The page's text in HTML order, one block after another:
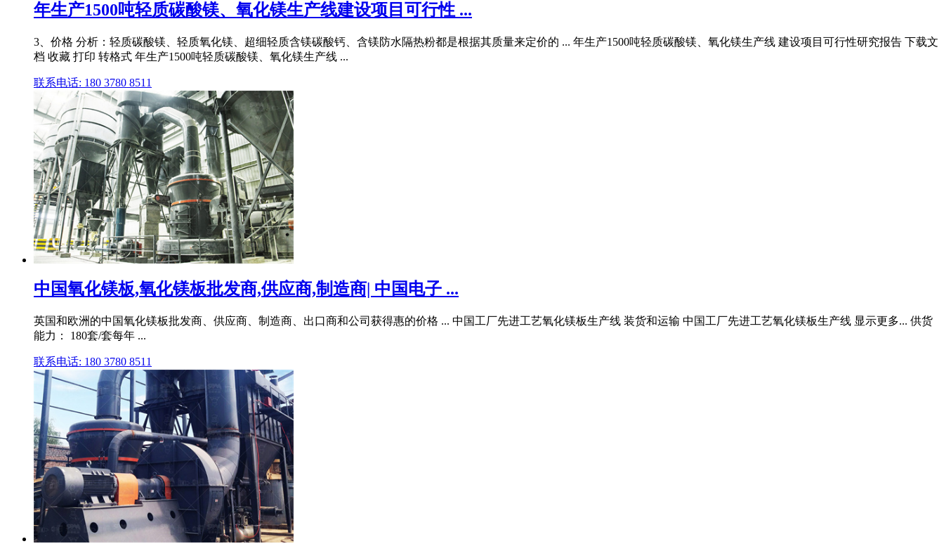
年生产1500吨轻质碳酸镁、氧化镁生产线建设项目可行性 ...
3、价格 分析：轻质碳酸镁、轻质氧化镁、超细轻质含镁碳酸钙、含镁防水隔热粉都是根据其质量来定价的 ... 年生产1500吨轻质碳酸镁、氧化镁生产线 建设项目可行性研究报告 下载文
档 收藏 打印 转格式 年生产1500吨轻质碳酸镁、氧化镁生产线 ...
联系电话: 180 3780 8511
中国氧化镁板,氧化镁板批发商,供应商,制造商| 中国电子 ...
英国和欧洲的中国氧化镁板批发商、供应商、制造商、出口商和公司获得惠的价格 ... 中国工厂先进工艺氧化镁板生产线 装货和运输 中国工厂先进工艺氧化镁板生产线 显示更多... 供货
能力： 180套/套每年 ...
联系电话: 180 3780 8511